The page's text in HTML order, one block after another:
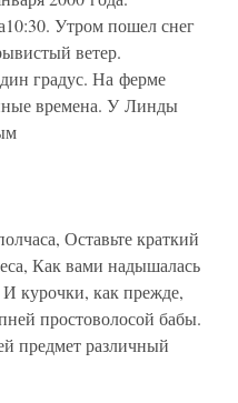
Утром пошел снег
ветер.
градус. На ферме
времена. У Линды
Оставьте краткий
Как вами надышалась
курочки, как прежде,
простоволосой бабы.
предмет различный